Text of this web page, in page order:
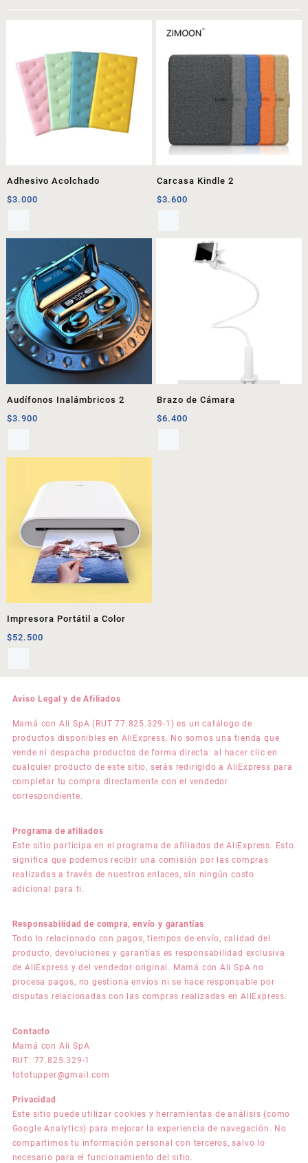
Adhesivo Acolchado
$3.000
Carcasa Kindle 2
$3.600
Audífonos Inalámbricos 2
$3.900
Brazo de Cámara
$6.400
Impresora Portátil a Color
$52.500
Aviso Legal y de Afiliados
Mamá con Ali SpA (RUT 77.825.329-1) es un catálogo de
productos disponibles en AliExpress. No somos una tienda que
vende ni despacha productos de forma directa: al hacer clic en
cualquier producto de este sitio, serás redirigido a AliExpress para
completar tu compra directamente con el vendedor
correspondiente.
Programa de afiliados
Este sitio participa en el programa de afiliados de AliExpress. Esto
significa que podemos recibir una comisión por las compras
realizadas a través de nuestros enlaces, sin ningún costo
adicional para ti.
Responsabilidad de compra, envío y garantías
Todo lo relacionado con pagos, tiempos de envío, calidad del
producto, devoluciones y garantías es responsabilidad exclusiva
de AliExpress y del vendedor original. Mamá con Ali SpA no
procesa pagos, no gestiona envíos ni se hace responsable por
disputas relacionadas con las compras realizadas en AliExpress.
Contacto
Mamá con Ali SpA
RUT: 77.825.329-1
tototupper@gmail.com
Privacidad
Este sitio puede utilizar cookies y herramientas de análisis (como
Google Analytics) para mejorar la experiencia de navegación. No
compartimos tu información personal con terceros, salvo lo
necesario para el funcionamiento del sitio.